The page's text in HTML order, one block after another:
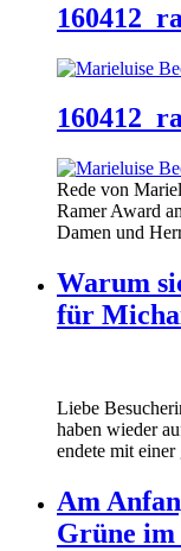
Rede von
Ramer Award
Damen und
Warum
für
Liebe
haben wieder
endete mit
Am
Grüne im